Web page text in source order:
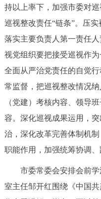
持以上率下，加强市委对
巡视整改责任“链条”。压
落实主要负责人第一责任
视党组织要把接受巡视作
全面从严治党责任的自觉
常监督，把巡视整改情况
（党建）考核内容、领导
容。深化巡视成果运用，
治，深化改革完善体制机
职能作用，加强统筹协调、
市委常委会安排会前学
室主任邹开红围绕《中国